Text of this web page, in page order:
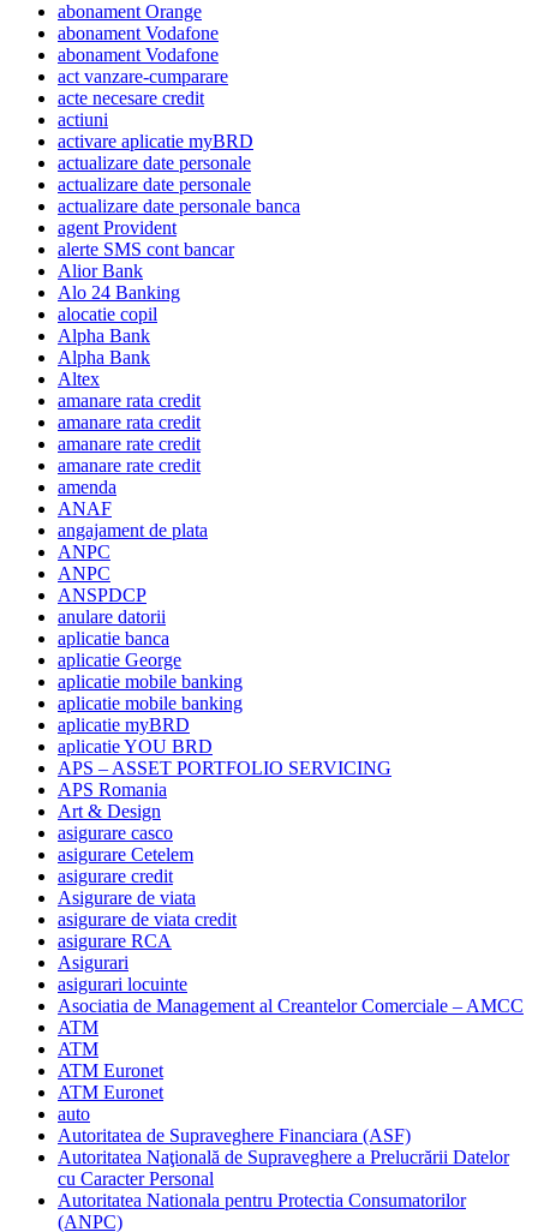
abonament Orange
abonament Vodafone
abonament Vodafone
act vanzare-cumparare
acte necesare credit
actiuni
activare aplicatie myBRD
actualizare date personale
actualizare date personale
actualizare date personale banca
agent Provident
alerte SMS cont bancar
Alior Bank
Alo 24 Banking
alocatie copil
Alpha Bank
Alpha Bank
Altex
amanare rata credit
amanare rata credit
amanare rate credit
amanare rate credit
amenda
ANAF
angajament de plata
ANPC
ANPC
ANSPDCP
anulare datorii
aplicatie banca
aplicatie George
aplicatie mobile banking
aplicatie mobile banking
aplicatie myBRD
aplicatie YOU BRD
APS – ASSET PORTFOLIO SERVICING
APS Romania
Art & Design
asigurare casco
asigurare Cetelem
asigurare credit
Asigurare de viata
asigurare de viata credit
asigurare RCA
Asigurari
asigurari locuinte
Asociatia de Management al Creantelor Comerciale – AMCC
ATM
ATM
ATM Euronet
ATM Euronet
auto
Autoritatea de Supraveghere Financiara (ASF)
Autoritatea Naţională de Supraveghere a Prelucrării Datelor
cu Caracter Personal
Autoritatea Nationala pentru Protectia Consumatorilor
(ANPC)